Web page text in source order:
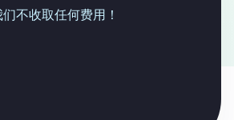
们不收取任何费用！